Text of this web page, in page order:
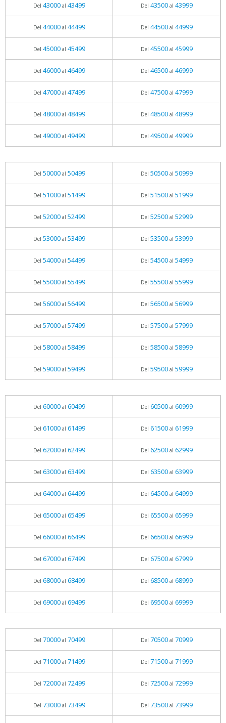
Del 43000al 43499 Del 43500al 43999
Del 44000al 44499 Del 44500al 44999
Del 45000al 45499 Del 45500al 45999
Del 46000al 46499 Del 46500al 46999
Del 47000al 47499 Del 47500al 47999
Del 48000al 48499 Del 48500al 48999
Del 49000al 49499 Del 49500al 49999
Del 50000al 50499 Del 50500al 50999
Del 51000al 51499 Del 51500al 51999
Del 52000al 52499 Del 52500al 52999
Del 53000al 53499 Del 53500al 53999
Del 54000al 54499 Del 54500al 54999
Del 55000al 55499 Del 55500al 55999
Del 56000al 56499 Del 56500al 56999
Del 57000al 57499 Del 57500al 57999
Del 58000al 58499 Del 58500al 58999
Del 59000al 59499 Del 59500al 59999
Del 60000al 60499 Del 60500al 60999
Del 61000al 61499 Del 61500al 61999
Del 62000al 62499 Del 62500al 62999
Del 63000al 63499 Del 63500al 63999
Del 64000al 64499 Del 64500al 64999
Del 65000al 65499 Del 65500al 65999
Del 66000al 66499 Del 66500al 66999
Del 67000al 67499 Del 67500al 67999
Del 68000al 68499 Del 68500al 68999
Del 69000al 69499 Del 69500al 69999
Del 70000al 70499 Del 70500al 70999
Del 71000al 71499 Del 71500al 71999
Del 72000al 72499 Del 72500al 72999
Del 73000al 73499 Del 73500al 73999